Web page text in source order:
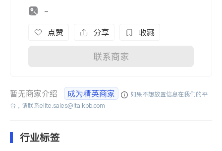
-
点赞 分享 收藏
联系商家
暂无商家介绍 成为精英商家
如果不想放置信息在我们的平
台，请联系elite.sales@italkbb.com
行业标签